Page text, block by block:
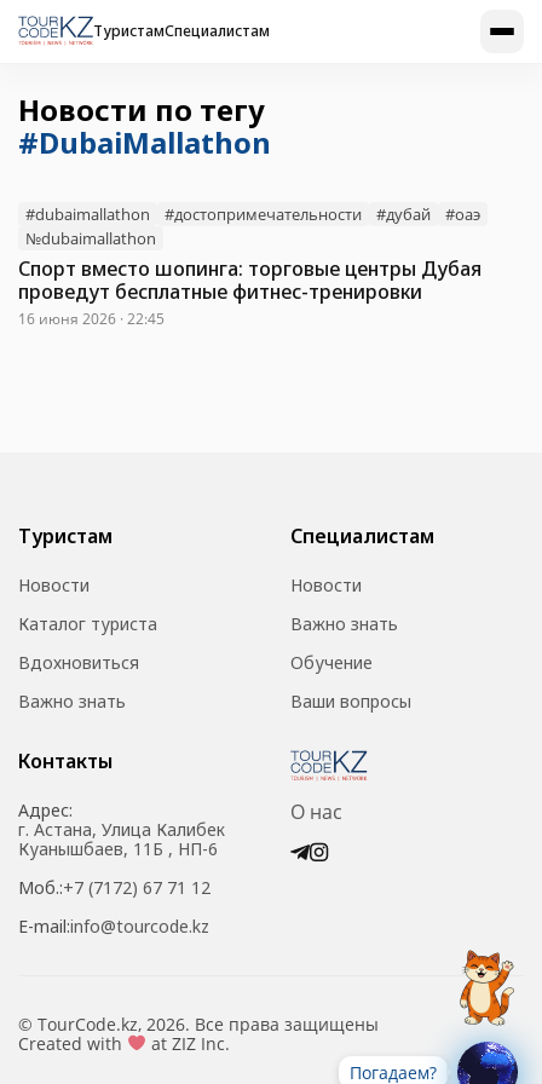
ТуристамСпециалистам
Новости по тегу
#DubaiMallathon
#dubaimallathon #достопримечательности #дубай
#оаэ
№dubaimallathon
Спорт вместо шопинга: торговые центры Дубая
проведут бесплатные фитнес-тренировки
16 июня 2026 · 22:45
Туристам
Новости
Каталог туриста
Вдохновиться
Важно знать
Специалистам
Новости
Важно знать
Обучение
Ваши вопросы
Контакты
Адрес:
г. Астана, Улица Калибек
Куанышбаев, 11Б , НП-6
Моб.:+7 (7172) 67 71 12
E-mail:info@tourcode.kz
О нас
© TourCode.kz, 2026. Все права защищены
Created with
at ZIZ Inc.
Погадаем?